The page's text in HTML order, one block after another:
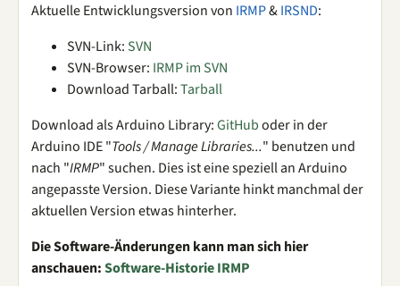
Aktuelle Entwicklungsversion von IRMP&IRSND:
SVN-Link: SVN
SVN-Browser: IRMP im SVN
Download Tarball:Tarball
Download als Arduino Library:GitHuboder in der
Arduino IDE "Tools / Manage Libraries..." benutzen und
nach "IRMP" suchen. Dies ist eine speziell an Arduino
angepasste Version. Diese Variante hinkt manchmal der
aktuellen Version etwas hinterher.
Die Software-Änderungen kann man sich hier
anschauen:Software-Historie IRMP